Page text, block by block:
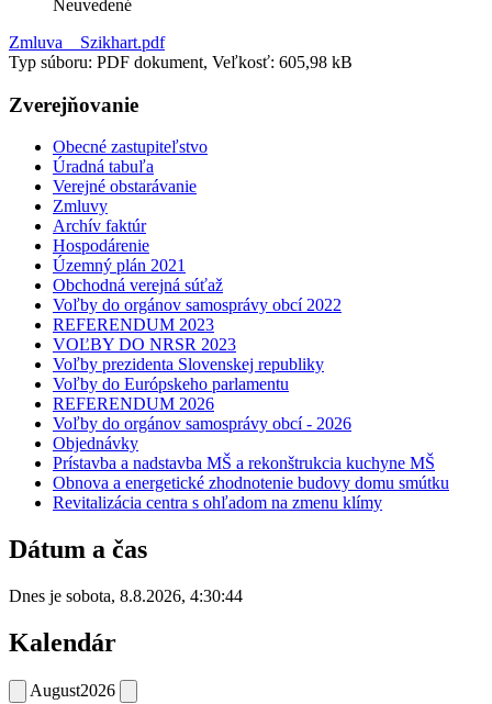
Neuvedené
Zmluva _ Szikhart.pdf
Typ súboru: PDF dokument, Veľkosť: 605,98 kB
Zverejňovanie
Obecné zastupiteľstvo
Úradná tabuľa
Verejné obstarávanie
Zmluvy
Archív faktúr
Hospodárenie
Územný plán 2021
Obchodná verejná súťaž
Voľby do orgánov samosprávy obcí 2022
REFERENDUM 2023
VOĽBY DO NRSR 2023
Voľby prezidenta Slovenskej republiky
Voľby do Európskeho parlamentu
REFERENDUM 2026
Voľby do orgánov samosprávy obcí - 2026
Objednávky
Prístavba a nadstavba MŠ a rekonštrukcia kuchyne MŠ
Obnova a energetické zhodnotenie budovy domu smútku
Revitalizácia centra s ohľadom na zmenu klímy
Dátum a čas
Dnes je sobota, 8.8.2026, 4:30:44
Kalendár
August2026